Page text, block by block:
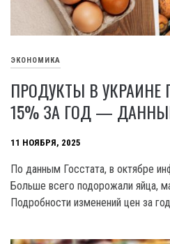
ЭКОНОМИКА
ПРОДУКТЫ В
15% ЗА ГОД —
11 НОЯБРЯ, 2025
По данным Госстата, в октябре
Больше всего подорожали яйца,
Подробности изменений цен за